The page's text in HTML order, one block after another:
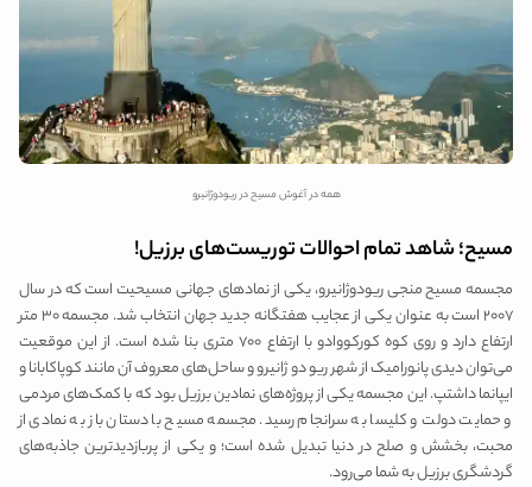
همه در آغوش مسیح در ریودوژانیرو
مسیح؛ شاهد تمام احوالات توریست‌های برزیل!
مجسمه مسیح منجی ریودوژانیرو، یکی از نمادهای جهانی مسیحیت است که در سال
2007 است به عنوان یکی از عجایب هفتگانه جدید جهان انتخاب شد. مجسمه ۳۰ متر
ارتفاع دارد و روی کوه کورکووادو با ارتفاع ۷۰۰ متری بنا شده است. از این موقعیت
می‌توان دیدی پانورامیک از شهر ریو دو ژانیرو و ساحل‌های معروف آن مانند کوپاکابانا و
ایپانما داشتپ. این مجسمه یکی از پروژه‌های نمادین برزیل بود که با کمک‌های مردمی
و حمایت دولت و کلیسا به سرانجام رسید. مجسمه مسیح با دستان باز به نمادی از
محبت، بخشش و صلح در دنیا تبدیل شده است؛ و یکی از پربازدیدترین جاذبه‌های
گردشگری برزیل به شما می‌رود.